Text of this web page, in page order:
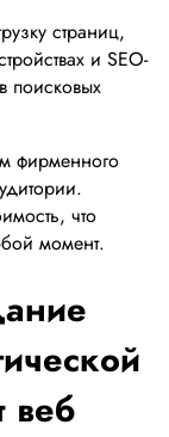
страниц,
и SEO-
поисковых
фирменного
что
момент.
веб